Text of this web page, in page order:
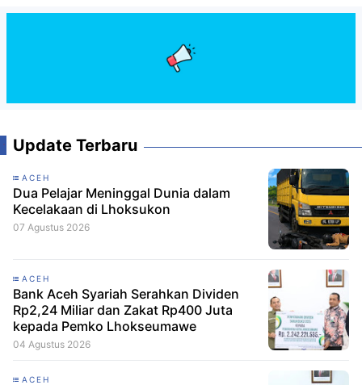
Update Terbaru
ACEH
Dua Pelajar Meninggal Dunia dalam
Kecelakaan di Lhoksukon
07 Agustus 2026
ACEH
Bank Aceh Syariah Serahkan Dividen
Rp2,24 Miliar dan Zakat Rp400 Juta
kepada Pemko Lhokseumawe
04 Agustus 2026
ACEH